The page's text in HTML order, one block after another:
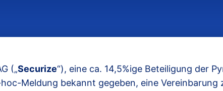
(„Securize“), eine ca. 14,5%ige Beteiligung der
Meldung bekannt gegeben, eine